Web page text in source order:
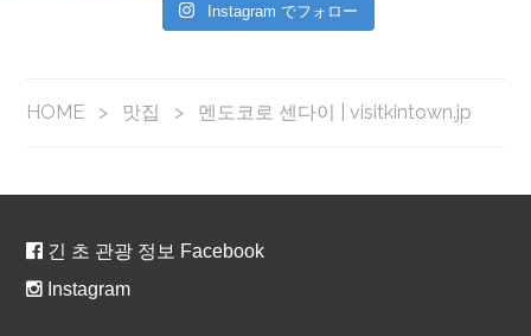
Instagram でフォロー
HOME > 맛집 > 멘도코로 센다이 | visitkintown.jp
긴 초 관광 정보 Facebook
Instagram